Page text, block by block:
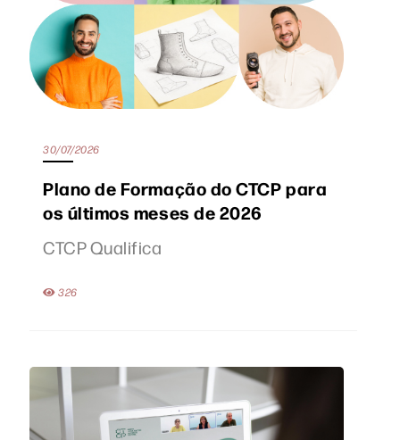
30/07/2026
Plano de Formação do CTCP para
os últimos meses de 2026
CTCP Qualifica
326